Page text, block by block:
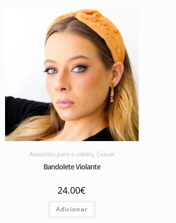
Acessórios para o cabelo, Casual
Bandolete Violante
24.00€
Adicionar